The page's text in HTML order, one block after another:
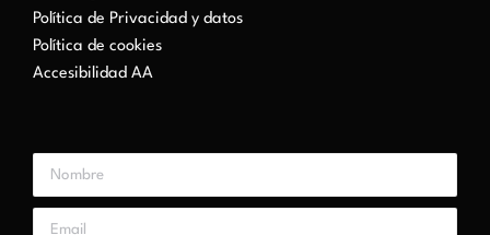
Política de Privacidad y datos
Política de cookies
Accesibilidad AA